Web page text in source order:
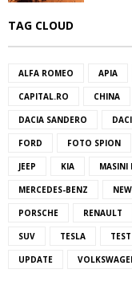
TAG CLOUD
ALFA ROMEO APIA
CAPITAL.RO CHINA
DACIA SANDERO
FORD FOTO SPION
JEEP KIA MASINI
MERCEDES-BENZ
PORSCHE RENAULT
SUV TESLA TEST
UPDATE